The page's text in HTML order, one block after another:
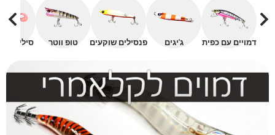
דמויים עם כפית ג'יגים פנסילים שוקעים טופ ווטר